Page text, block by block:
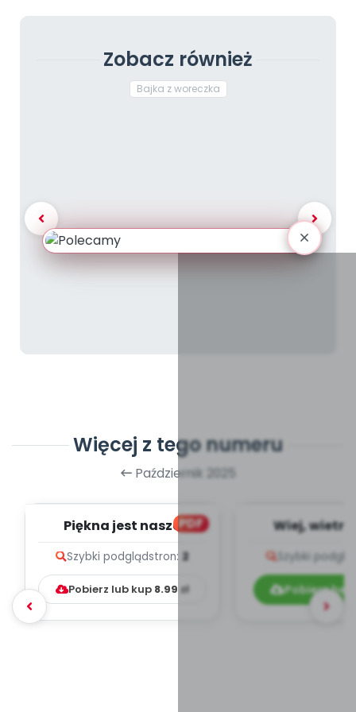
Zobacz również
Bajka z woreczka
Więcej z tego numeru
Październik 2025
PDF
Piękna jest nasza
Szybki podglądstron: 2
Pobierz lub kup 8.99 zł
Wiej,
Szybki
Pobierz